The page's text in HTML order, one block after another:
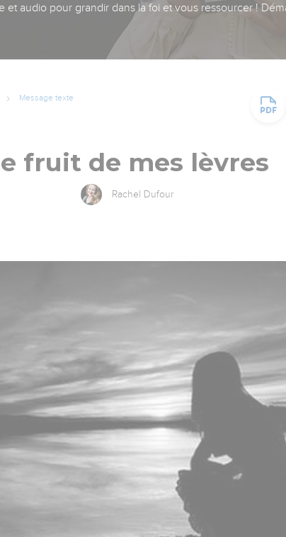
et audio pour grandir dans la foi et vous ressourcer !
Message texte
fruit de mes lèvres
Rachel Dufour